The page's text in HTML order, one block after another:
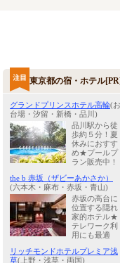
東京都の宿・ホテル
グランドプリンスホテル高輪(お
台場・汐留・新橋・品川)
品川駅から徒
歩約５分！夏
休みにおすす
め★プールプ
ラン販売中！
the b 赤坂（ザビーあかさか）
(六本木・麻布・赤坂・青山)
赤坂の高台に
位置する隠れ
家的ホテル★
テレワーク利
用にも最適
リッチモンドホテルプレミア浅
草(上野・浅草・両国)